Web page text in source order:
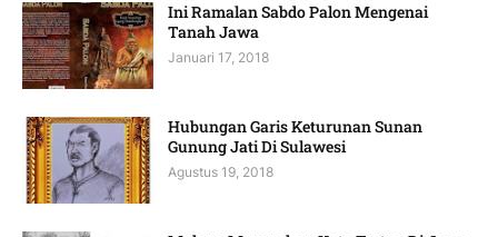
Ini Ramalan Sabdo Palon Mengenai
Tanah Jawa
Januari 17, 2018
Hubungan Garis Keturunan Sunan
Gunung Jati Di Sulawesi
Agustus 19, 2018